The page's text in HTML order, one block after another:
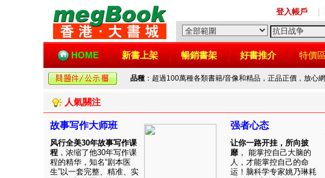
登入帳戶
HOME 新書上架 暢銷書架 好書推介 特價
品種 ：超過100萬種各類書籍/音像和精品，正品正價，放心
人氣關注
故事写作大师班
风行全美30年故事写作课
程 ，浓缩了他30年写作课
程的精华，知名“剧本医
生”以一套完整、精准、实
强者心态
让你一路开挂，所向披
靡 ， 能掌控自己大脑的
人，才能掌控自己的命
运！脑科学专家姚乃琳耗